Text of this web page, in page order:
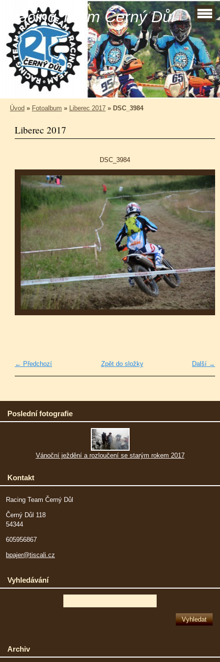
Racing Team Černý Důl
Úvod » Fotoalbum » Liberec 2017 » DSC_3984
Liberec 2017
DSC_3984
← Předchozí Další →
Zpět do složky
Poslední fotografie
Vánoční ježdění a rozloučení se starým rokem 2017
Kontakt
Racing Team Černý Důl
Černý Důl 118
54344
605956867
bpajer@tiscali.cz
Vyhledávání
Archiv